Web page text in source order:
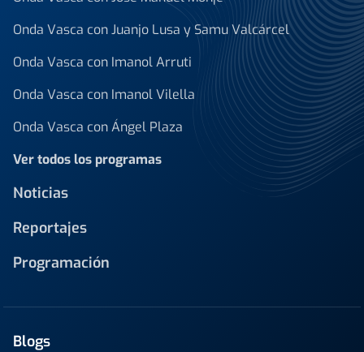
Onda Vasca con Juanjo Lusa y Samu Valcárcel
Onda Vasca con Imanol Arruti
Onda Vasca con Imanol Vilella
Onda Vasca con Ángel Plaza
Ver todos los programas
Noticias
Reportajes
Programación
Blogs